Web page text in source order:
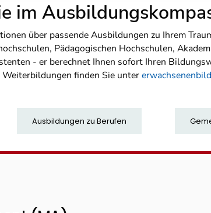
im
über passende Ausbildungen zu Ihrem
Pädagogischen Hochschulen,
- er berechnet Ihnen sofort Ihren
finden Sie unter
Ausbildungen zu Berufen